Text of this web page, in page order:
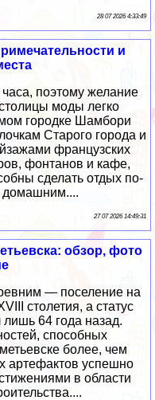
28 07 2026 4:33:49
и
поэтому желание
моды легко
городке Шамбори
Старого города и
французских
фонтанов и кафе,
сделать отдых по-
27 07 2026 14:49:31
обзор, фото
— поселение на
столетия, а статус
64 года назад.
способных
более, чем
артефактов успешно
в области